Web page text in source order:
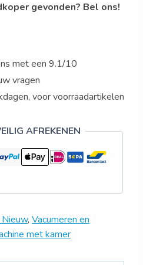
gevonden? Bel ons!
met een 9.1/10
vragen
voor voorraadartikelen
AFREKENEN
, Vacumeren en
met kamer